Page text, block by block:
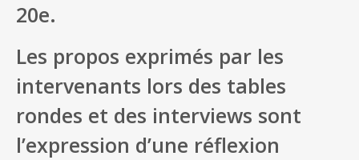
20e.
Les propos exprimés par les
intervenants lors des tables
rondes et des interviews sont
l’expression d’une réflexion